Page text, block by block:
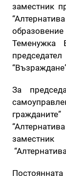
заместник
образовение
Теменужка
За